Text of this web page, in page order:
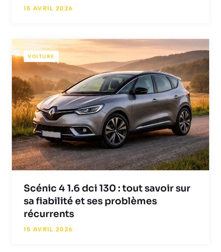
15 AVRIL 2026
VOITURE
Scénic 4 1.6 dci 130 : tout savoir sur
sa fiabilité et ses problèmes
récurrents
15 AVRIL 2026